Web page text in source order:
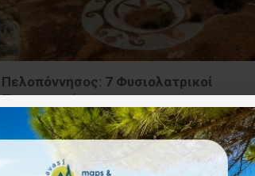
Πελοπόννησος: 7 Φυσιολατρικοί
Προορισμοί
H Πελοποννησιακή Ενδοχώρα κρύβει
εκπλήξεις που αξίζει να ανακαλύψετε.
φαράγγια με καταρράκτες μέχρι μέρη
ιστορικής σημασίας. Όλα αυ..